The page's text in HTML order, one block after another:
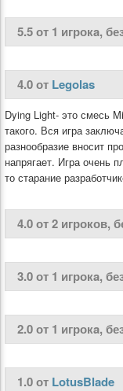
5.5 от 1 игрокa,
4.0 от Legolas
Dying Light- это смесь
такого. Вся игра
разнообразие вносит
напрягает. Игра очень
то старание
4.0 от 2 игроков,
3.0 от 1 игрокa,
2.0 от 1 игрокa,
1.0 от LotusBlade